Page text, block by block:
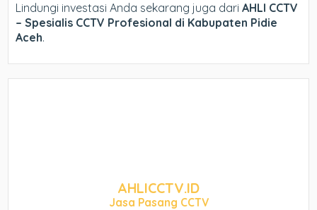
Lindungi investasi Anda sekarang juga dariAHLI CCTV
– Spesialis CCTV Profesional di Kabupaten Pidie
Aceh.
AHLICCTV.ID
Jasa Pasang CCTV